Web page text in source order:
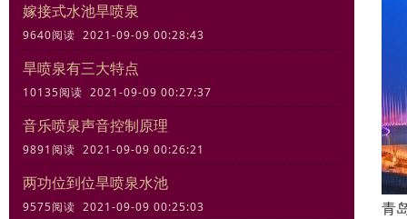
嫁接式水池旱喷泉
9640阅读 2021-09-09 00:28:43
旱喷泉有三大特点
10135阅读 2021-09-09 00:27:37
音乐喷泉声音控制原理
9891阅读 2021-09-09 00:26:21
两功位到位旱喷泉水池
9575阅读 2021-09-09 00:25:03
青